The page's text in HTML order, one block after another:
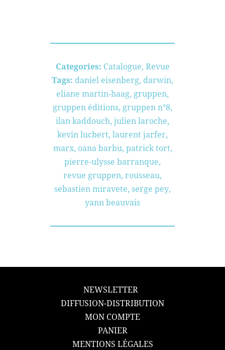
Categories: Catalogue, Revue
Tags: daniel eisenberg, darwin,
eliane martin-haag, gruppen,
gruppen éditions, gruppen n°8,
ilan kaddouch, julien laroche,
kevin lucbert, laurent jarfer,
marx, oana barbu, patrick tort,
pierre-ulysse barranque,
revue gruppen, rousseau,
sebastien miravete, serge pey,
yann beauvais
NEWSLETTER
DIFFUSION-DISTRIBUTION
MON COMPTE
PANIER
MENTIONS LÉGALES